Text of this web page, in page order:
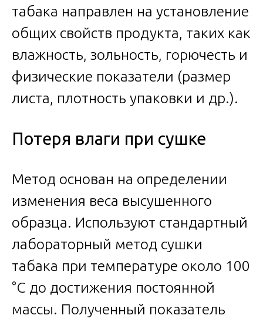
табака направлен на установление
общих свойств продукта, таких как
влажность, зольность, горючесть и
физические показатели (размер
листа, плотность упаковки и др.).
Потеря влаги при сушке
Метод основан на определении
изменения веса высушенного
образца. Используют стандартный
лабораторный метод сушки
табака при температуре около 100
°C до достижения постоянной
массы. Полученный показатель